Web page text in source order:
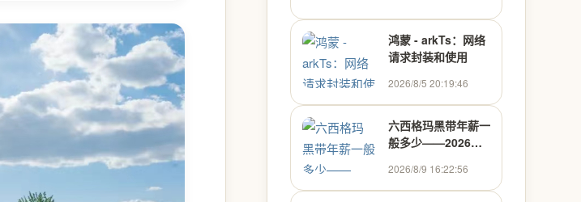
鸿蒙 - arkTs：网络
请求封装和使用
2026/8/5 20:19:46
六西格玛黑带年薪一
般多少——2026年
据对比 - 众智商学院
cppm官方
2026/8/9 16:22:56